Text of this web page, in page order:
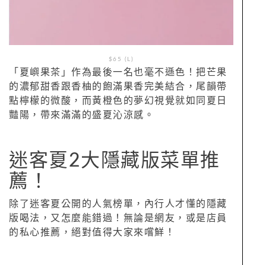
$65 (L)
「夏嶼果茶」作為最後一名也毫不遜色！把芒果
的濃郁甜香跟香柚的飽滿果香完美結合，尾韻帶
點檸檬的微酸，而黃橙色的夢幻視覺就如同夏日
豔陽，帶來滿滿的盛夏沁涼感。
迷客夏2大隱藏版菜單推
薦！
除了迷客夏公開的人氣榜單，內行人才懂的隱藏
版喝法，又怎麼能錯過！無論是網友，或是店員
的私心推薦，絕對值得大家來嚐鮮！